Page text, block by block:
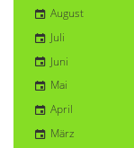
August
Juli
Juni
Mai
April
März